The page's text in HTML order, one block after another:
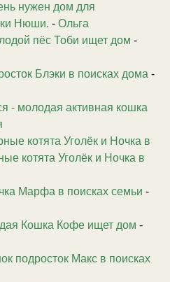
нужен дом для
Нюши. - Ольга
пёс Тоби ищет дом -
Блэки в поисках дома -
- молодая активная кошка
котята Уголёк и Ночка в
котята Уголёк и Ночка в
Марфа в поисках семьи -
Кошка Кофе ищет дом -
подросток Макс в поисках